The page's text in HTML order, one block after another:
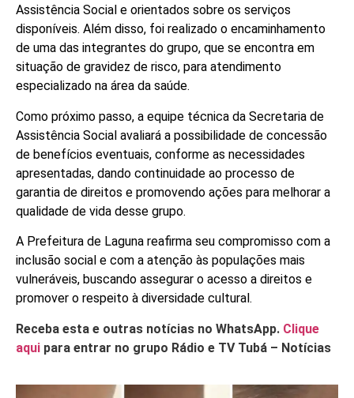
Assistência Social e orientados sobre os serviços
disponíveis. Além disso, foi realizado o encaminhamento
de uma das integrantes do grupo, que se encontra em
situação de gravidez de risco, para atendimento
especializado na área da saúde.
Como próximo passo, a equipe técnica da Secretaria de
Assistência Social avaliará a possibilidade de concessão
de benefícios eventuais, conforme as necessidades
apresentadas, dando continuidade ao processo de
garantia de direitos e promovendo ações para melhorar a
qualidade de vida desse grupo.
A Prefeitura de Laguna reafirma seu compromisso com a
inclusão social e com a atenção às populações mais
vulneráveis, buscando assegurar o acesso a direitos e
promover o respeito à diversidade cultural.
Receba esta e outras notícias no WhatsApp. Clique
aqui para entrar no grupo Rádio e TV Tubá – Notícias